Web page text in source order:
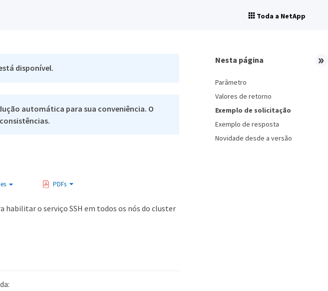
Toda a NetApp
disponível.
automática para sua conveniência. O
PDFs
habilitar o serviço SSH em todos os nós do cluster
Nesta página
Parâmetro
Valores de retorno
Exemplo de solicitação
Exemplo de resposta
Novidade desde a versão